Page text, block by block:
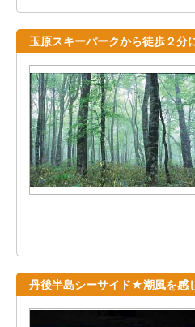
玉原スキーパークから徒歩２分
丹後半島シーサイド★潮風を感